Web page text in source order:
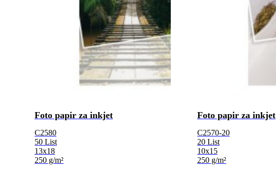
Foto papir za inkjet
C2580
50 List
13x18
250 g/m²
Foto papir za inkjet
C2570-20
20 List
10x15
250 g/m²